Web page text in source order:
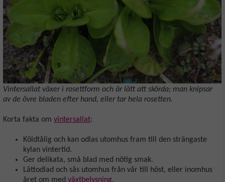
Vintersallat växer i rosettform och är lätt att skörda; man knipsar
av de övre bladen efter hand, eller tar hela rosetten.
Korta fakta om vintersallat:
Köldtålig och kan odlas utomhus fram till den strängaste
kylan vintertid.
Ger delikata, små blad med nötig smak.
Lättodlad och sås utomhus från vår till höst, eller inomhus
året om med växtbelysning.